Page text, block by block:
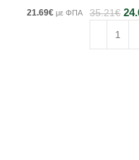
21.69€ με ΦΠΑ 35.21€